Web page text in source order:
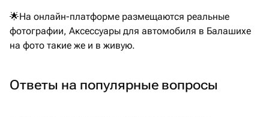
🌟На онлайн-платформе размещаются реальные
фотографии, Аксессуары для автомобиля в Балашихе
на фото такие же и в живую.
Ответы на популярные вопросы